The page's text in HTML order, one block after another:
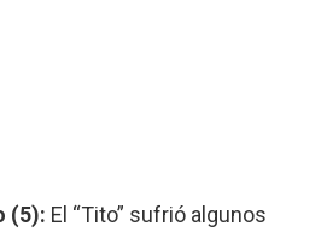
(5): El “Tito” sufrió algunos